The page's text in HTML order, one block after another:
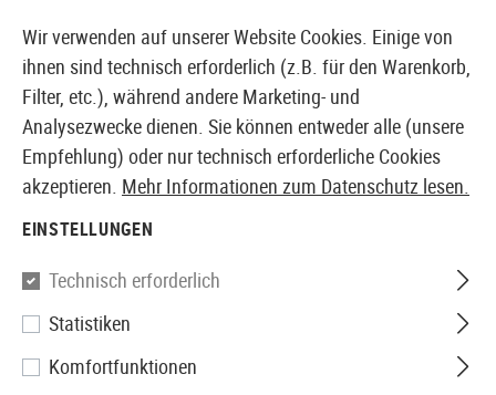
EUROPÄISCHER AIRSOFT SHOP & GROßHÄNDLER
Leapers
AR-15 Tri Rail Barrel Mount
Wir verwenden auf unserer Website Cookies. Einige von
ihnen sind technisch erforderlich (z.B. für den Warenkorb,
Filter, etc.), während andere Marketing- und
Analysezwecke dienen. Sie können entweder alle (unsere
Empfehlung) oder nur technisch erforderliche Cookies
akzeptieren. Mehr Informationen zum Datenschutz lesen.
EINSTELLUNGEN
Technisch erforderlich
Statistiken
Komfortfunktionen